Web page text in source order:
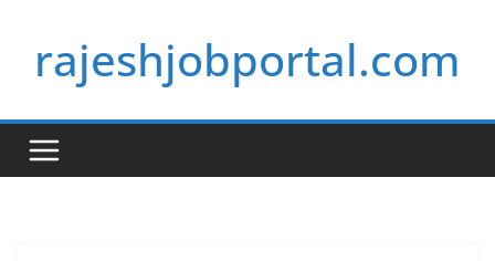
contentrajeshjobportal.com